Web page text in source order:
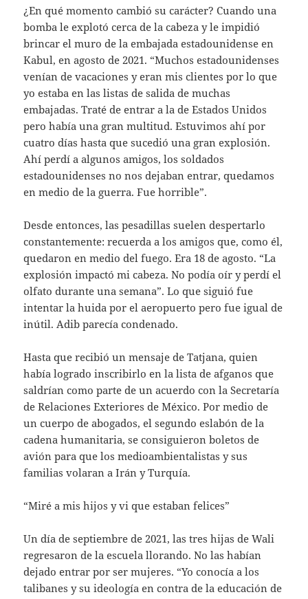
¿En qué momento cambió su carácter? Cuando una
bomba le explotó cerca de la cabeza y le impidió
brincar el muro de la embajada estadounidense en
Kabul, en agosto de 2021. “Muchos estadounidenses
venían de vacaciones y eran mis clientes por lo que
yo estaba en las listas de salida de muchas
embajadas. Traté de entrar a la de Estados Unidos
pero había una gran multitud. Estuvimos ahí por
cuatro días hasta que sucedió una gran explosión.
Ahí perdí a algunos amigos, los soldados
estadounidenses no nos dejaban entrar, quedamos
en medio de la guerra. Fue horrible”.
Desde entonces, las pesadillas suelen despertarlo
constantemente: recuerda a los amigos que, como él,
quedaron en medio del fuego. Era 18 de agosto. “La
explosión impactó mi cabeza. No podía oír y perdí el
olfato durante una semana”. Lo que siguió fue
intentar la huida por el aeropuerto pero fue igual de
inútil. Adib parecía condenado.
Hasta que recibió un mensaje de Tatjana, quien
había logrado inscribirlo en la lista de afganos que
saldrían como parte de un acuerdo con la Secretaría
de Relaciones Exteriores de México. Por medio de
un cuerpo de abogados, el segundo eslabón de la
cadena humanitaria, se consiguieron boletos de
avión para que los medioambientalistas y sus
familias volaran a Irán y Turquía.
“Miré a mis hijos y vi que estaban felices”
Un día de septiembre de 2021, las tres hijas de Wali
regresaron de la escuela llorando. No las habían
dejado entrar por ser mujeres. “Yo conocía a los
talibanes y su ideología en contra de la educación de